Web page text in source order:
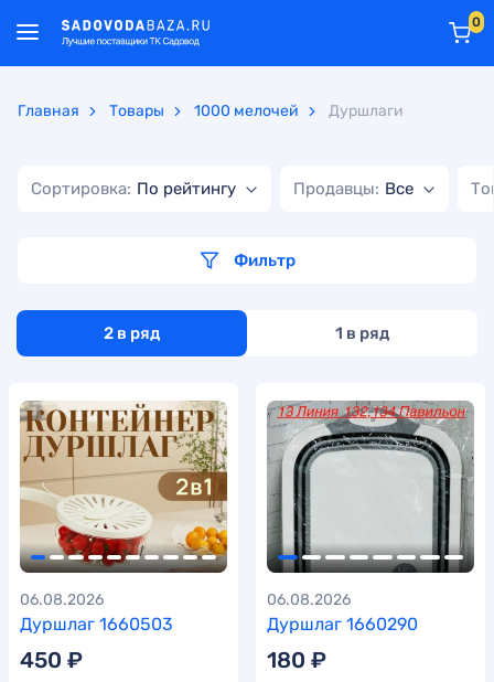
0
Главная Товары 1000 мелочей Дуршлаги
Сортировка: По рейтингу Продавцы: Все
Фильтр
2 в ряд 1 в ряд
Дуршлаг 1660503
06.08.2026
450 ₽
Дуршлаг 1660290
06.08.2026
180 ₽